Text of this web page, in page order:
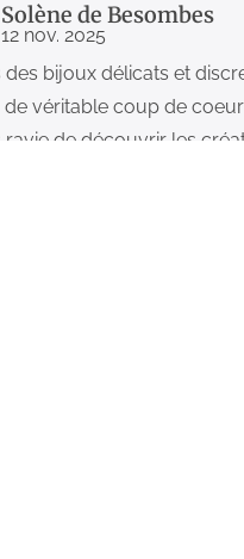
Solène de Besombes
12 nov. 2025
bijoux délicats et
de véritable coup de
de découvrir les